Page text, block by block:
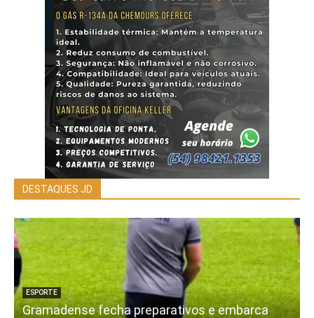
DESTAQUES JD
ESPORTE
Gramadense fecha preparativos e embarca